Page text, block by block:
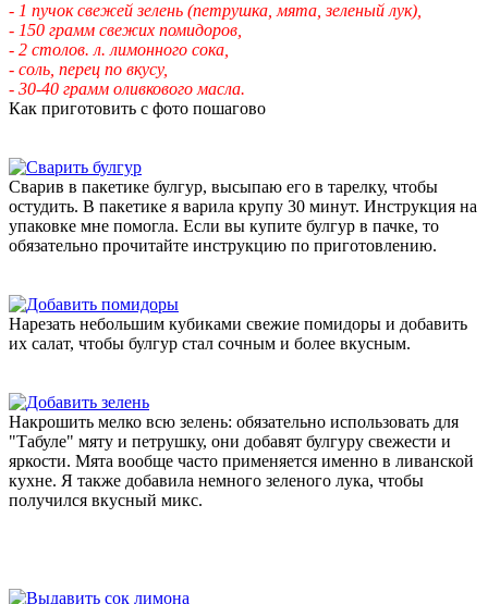
- 1 пучок свежей зелень (петрушка, мята, зеленый лук),
- 150 грамм свежих помидоров,
- 2 столов. л. лимонного сока,
- соль, перец по вкусу,
- 30-40 грамм оливкового масла.
Как приготовить с фото пошагово
Сварив в пакетике булгур, высыпаю его в тарелку, чтобы
остудить. В пакетике я варила крупу 30 минут. Инструкция на
упаковке мне помогла. Если вы купите булгур в пачке, то
обязательно прочитайте инструкцию по приготовлению.
Нарезать небольшим кубиками свежие помидоры и добавить
их салат, чтобы булгур стал сочным и более вкусным.
Накрошить мелко всю зелень: обязательно использовать для
"Табуле" мяту и петрушку, они добавят булгуру свежести и
яркости. Мята вообще часто применяется именно в ливанской
кухне. Я также добавила немного зеленого лука, чтобы
получился вкусный микс.